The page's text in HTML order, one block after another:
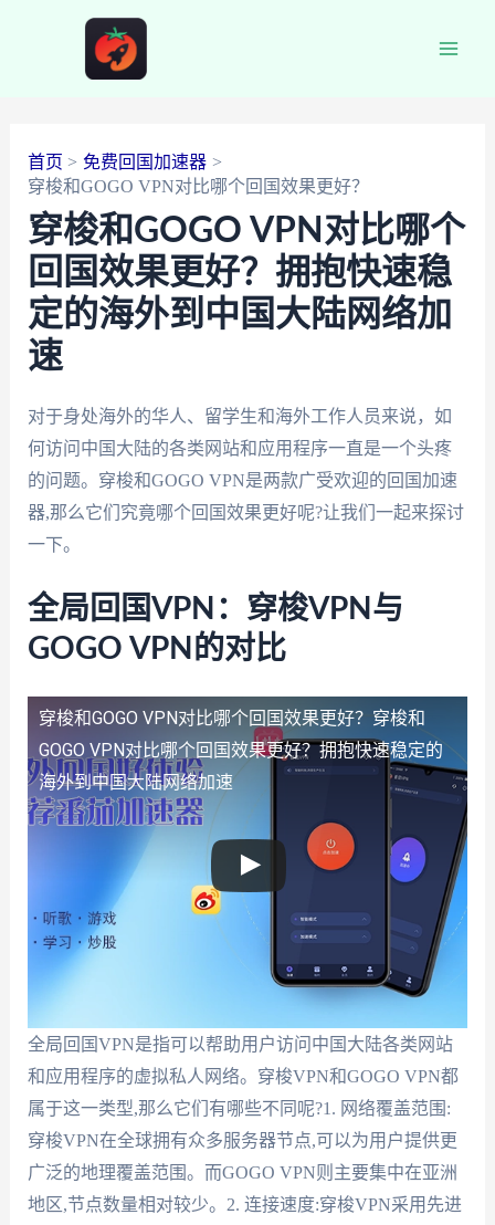
首页
免费回国加速器
穿梭和GOGO VPN对比哪个回国效果更好？
穿梭和GOGO VPN对比哪个
回国效果更好？拥抱快速稳
定的海外到中国大陆网络加
速
对于身处海外的华人、留学生和海外工作人员来说，如
何访问中国大陆的各类网站和应用程序一直是一个头疼
的问题。穿梭和GOGO VPN是两款广受欢迎的回国加速
器,那么它们究竟哪个回国效果更好呢?让我们一起来探讨
一下。
全局回国VPN：穿梭VPN与
GOGO VPN的对比
穿梭和GOGO VPN对比哪个回国效果更好？ 穿梭和
GOGO VPN对比哪个回国效果更好？拥抱快速稳定的
海外到中国大陆网络加速
全局回国VPN是指可以帮助用户访问中国大陆各类网站
和应用程序的虚拟私人网络。穿梭VPN和GOGO VPN都
属于这一类型,那么它们有哪些不同呢?1. 网络覆盖范围:
穿梭VPN在全球拥有众多服务器节点,可以为用户提供更
广泛的地理覆盖范围。而GOGO VPN则主要集中在亚洲
地区,节点数量相对较少。2. 连接速度:穿梭VPN采用先进